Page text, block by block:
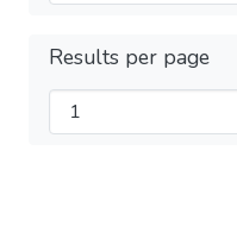
Results per page